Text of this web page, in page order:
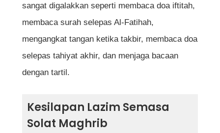
sangat digalakkan seperti membaca doa iftitah,
membaca surah selepas Al-Fatihah,
mengangkat tangan ketika takbir, membaca doa
selepas tahiyat akhir, dan menjaga bacaan
dengan tartil.
Kesilapan Lazim Semasa
Solat Maghrib